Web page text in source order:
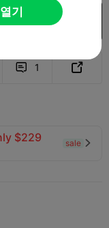
에서 열기
 1 
$229
sale 
기